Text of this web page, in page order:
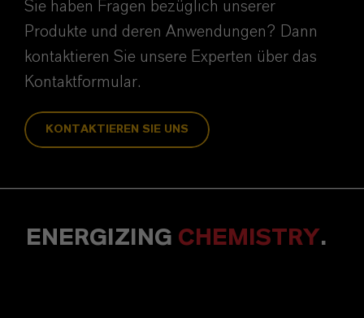
Sie haben Fragen bezüglich unserer
Produkte und deren Anwendungen? Dann
kontaktieren Sie unsere Experten über das
Kontaktformular.
KONTAKTIEREN SIE UNS
ENERGIZING CHEMISTRY.